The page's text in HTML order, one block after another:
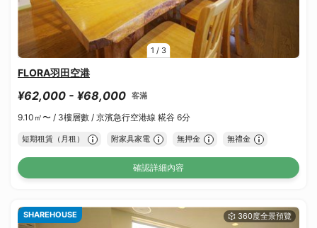
1 / 3
FLORA羽田空港
¥62,000 - ¥68,000 客滿
9.10㎡〜 / 3樓層數 / 京濱急行空港線 糀谷 6分
短期租賃（月租） 附家具家電 無押金 無禮金
確認詳細內容
SHAREHOUSE